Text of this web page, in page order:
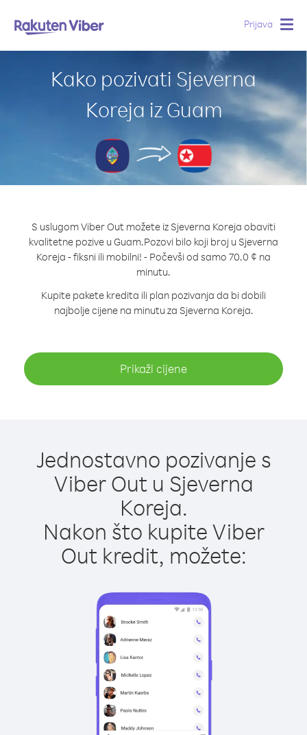
Prijava
Kako pozivati Sjeverna
Koreja iz Guam
S uslugom Viber Out možete iz Sjeverna Koreja obaviti
kvalitetne pozive u Guam.Pozovi bilo koji broj u Sjeverna
Koreja - fiksni ili mobilni! - Počevši od samo 70.0 ¢ na
minutu.
Kupite pakete kredita ili plan pozivanja da bi dobili
najbolje cijene na minutu za Sjeverna Koreja.
Prikaži cijene
Jednostavno pozivanje s
Viber Out u Sjeverna
Koreja.
Nakon što kupite Viber
Out kredit, možete: